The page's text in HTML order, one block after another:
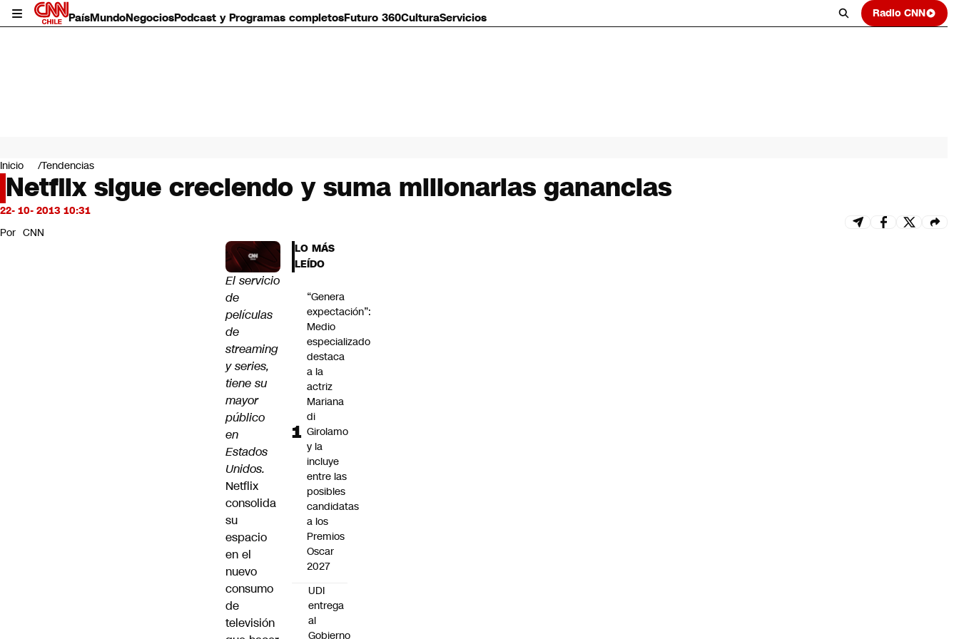
PaísMundoNegociosPodcast y Programas completosFuturo 360CulturaServicios Radio CNN
Mundo
Negocios
Deportes
Programas completos
Servicios
Inicio Tendencias
Netflix sigue creciendo y suma millonarias ganancias
22- 10- 2013 10:31
Por CNN
El servicio
de
películas
de
streaming
y series,
tiene su
mayor
público
en
Estados
Unidos.
Netflix
consolida
su
espacio
en el
nuevo
consumo
de
televisión
LO MÁS
LEÍDO
“Genera
expectación”:
Medio
especializado
destaca
a la
actriz
Mariana
di
Girolamo
y la
incluye
entre las
posibles
candidatas
a los
Premios
Oscar
2027
UDI
entrega
al
Gobierno